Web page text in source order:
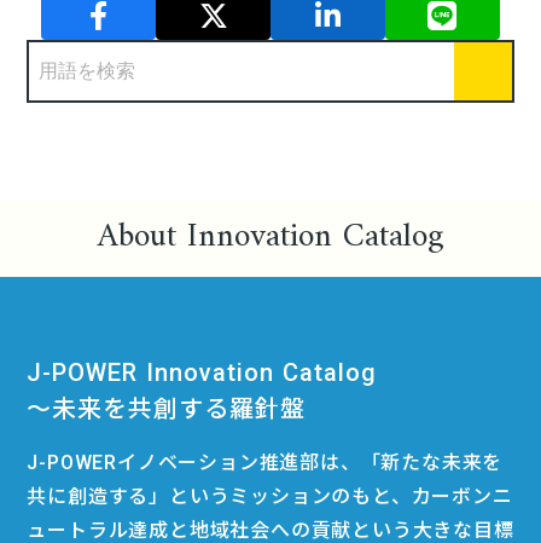
About Innovation Catalog
J-POWER Innovation Catalog
〜未来を共創する羅針盤
J-POWERイノベーション推進部は、「新たな未来を
共に創造する」というミッションのもと、カーボンニ
ュートラル達成と地域社会への貢献という大きな目標